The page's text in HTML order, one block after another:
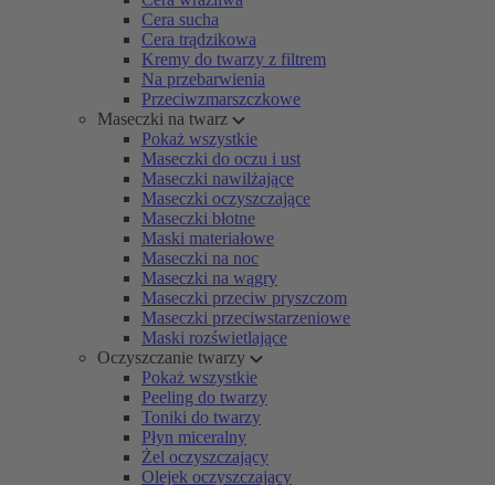
Cera sucha
Cera trądzikowa
Kremy do twarzy z filtrem
Na przebarwienia
Przeciwzmarszczkowe
Maseczki na twarz
Pokaż wszystkie
Maseczki do oczu i ust
Maseczki nawilżające
Maseczki oczyszczające
Maseczki błotne
Maski materiałowe
Maseczki na noc
Maseczki na wągry
Maseczki przeciw pryszczom
Maseczki przeciwstarzeniowe
Maski rozświetlające
Oczyszczanie twarzy
Pokaż wszystkie
Peeling do twarzy
Toniki do twarzy
Płyn miceralny
Żel oczyszczający
Olejek oczyszczający